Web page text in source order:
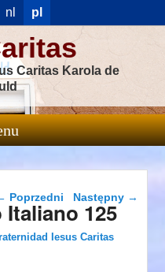
nl pl
Caritas Karola de
wpisu
Poprzedni Następny →
125
Iesus Caritas